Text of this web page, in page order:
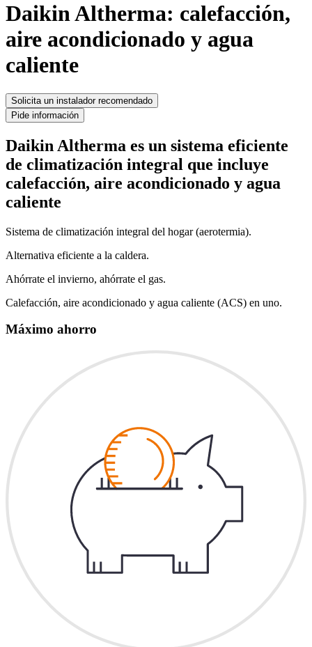
Daikin Altherma: calefacción,
aire acondicionado y agua
caliente
Solicita un instalador recomendado
Pide información
Daikin Altherma es un sistema eficiente
de climatización integral que incluye
calefacción, aire acondicionado y agua
caliente
Sistema de climatización integral del hogar (aerotermia).
Alternativa eficiente a la caldera.
Ahórrate el invierno, ahórrate el gas.
Calefacción, aire acondicionado y agua caliente (ACS) en uno.
Máximo ahorro